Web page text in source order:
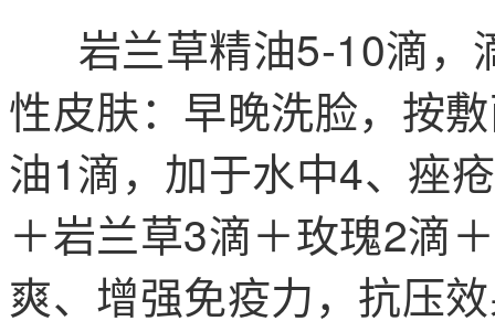
岩兰草精油5-10滴，
性皮肤：早晚洗脸，按
油1滴，加于水中4、痤
＋岩兰草3滴＋玫瑰2滴
爽、增强免疫力，抗压